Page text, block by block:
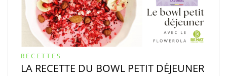
RECETTES
LA RECETTE DU BOWL PETIT DÉJEUNER